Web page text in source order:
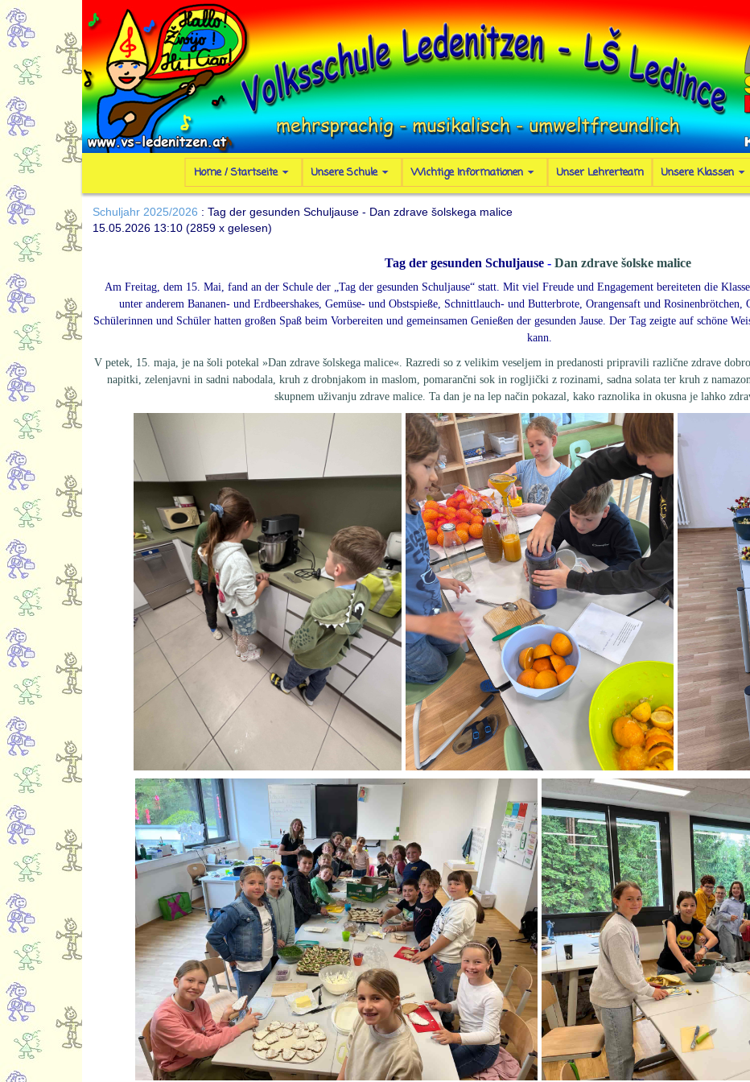
Home / Startseite Unsere Schule Wichtige Informationen Unser Lehrerteam Unsere Klassen
Schuljahr 2025/2026 : Tag der gesunden Schuljause - Dan zdrave šolskega malice
15.05.2026 13:10 (2859 x gelesen)
Tag der gesunden Schuljause - Dan zdrave šolske malice
Am Freitag, dem 15. Mai, fand an der Schule der „Tag der gesunden Schuljause“ statt. Mit viel Freude und Engagement bereiteten die
unter anderem Bananen- und Erdbeershakes, Gemüse- und Obstspieße, Schnittlauch- und Butterbrote, Orangensaft und
Schülerinnen und Schüler hatten großen Spaß beim Vorbereiten und gemeinsamen Genießen der gesunden Jause. Der Tag zeigte auf schöne
kann.
V petek, 15. maja, je na šoli potekal »Dan zdrave šolskega malice«. Razredi so z velikim veseljem in predanosti pripravili različne zdrave
napitki, zelenjavni in sadni nabodala, kruh z drobnjakom in maslom, pomarančni sok in rogljički z rozinami, sadna solata ter kruh z
skupnem uživanju zdrave malice. Ta dan je na lep način pokazal, kako raznolika in okusna je lahko